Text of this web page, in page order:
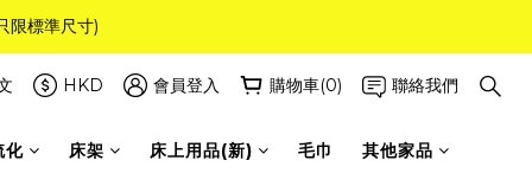
限標準尺寸)
HKD 會員登入 購物車(0) 聯絡我們
化 床架 床上用品(新) 毛巾 其他家品